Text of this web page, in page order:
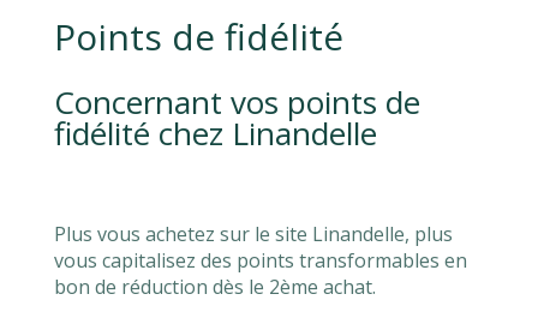
Points de fidélité
Concernant vos points de
fidélité chez Linandelle
Plus vous achetez sur le site Linandelle, plus
vous capitalisez des points transformables en
bon de réduction dès le 2ème achat.